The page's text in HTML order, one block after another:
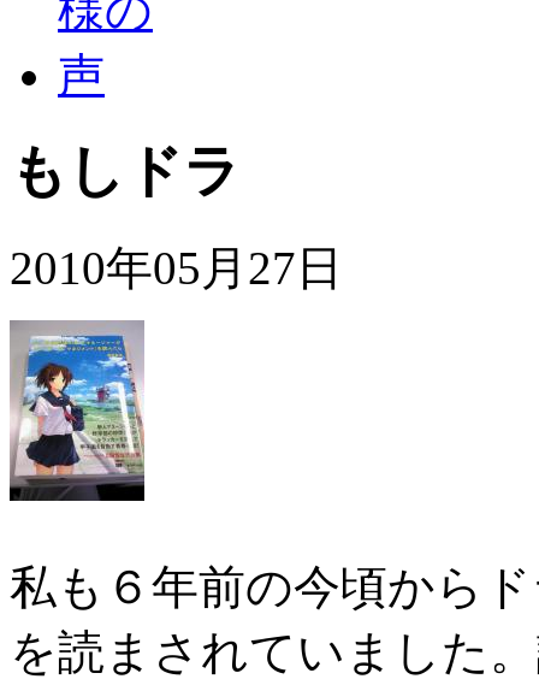
もしドラ
2010年05月27日
私も６年前の今頃から
を読まされていました